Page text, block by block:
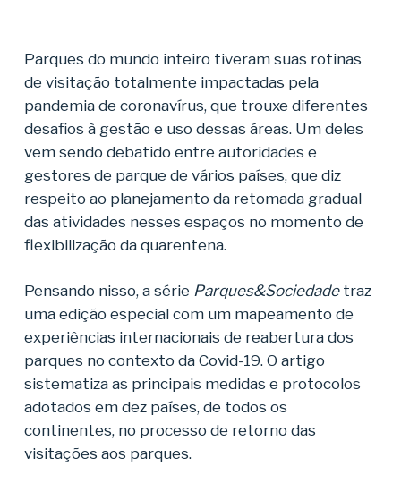
Parques do mundo inteiro tiveram suas rotinas
de visitação totalmente impactadas pela
pandemia de coronavírus, que trouxe diferentes
desafios à gestão e uso dessas áreas. Um deles
vem sendo debatido entre autoridades e
gestores de parque de vários países, que diz
respeito ao planejamento da retomada gradual
das atividades nesses espaços no momento de
flexibilização da quarentena.
Pensando nisso, a série Parques&Sociedade traz
uma edição especial com um mapeamento de
experiências internacionais de reabertura dos
parques no contexto da Covid-19. O artigo
sistematiza as principais medidas e protocolos
adotados em dez países, de todos os
continentes, no processo de retorno das
visitações aos parques.